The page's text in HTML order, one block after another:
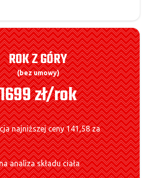
ROK Z GÓRY
(bez umowy)
zł/rok
najniższej ceny 141,58 za
analiza składu ciała